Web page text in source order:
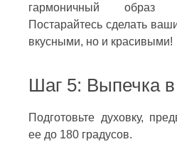
гармоничный образ
Постарайтесь сделать
вкусными, но и красивыми!
Шаг 5: Выпечка в
Подготовьте духовку,
ее до 180 градусов.